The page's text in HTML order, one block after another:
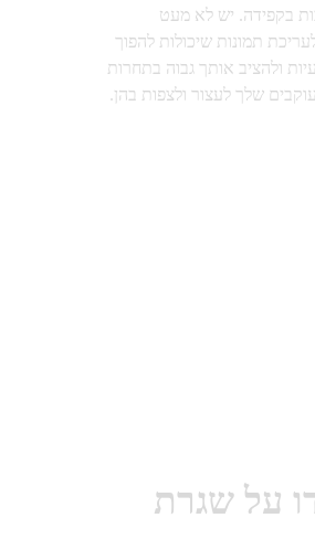
בקפידה. יש לא מעט
תמונות שיכולות להפוך
ולהציב אותך גבוה בתחרות
שלך לעצור ולצפות בהן.
על שגרת